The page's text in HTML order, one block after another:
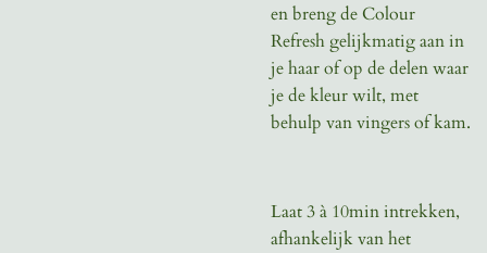
en breng de Colour
Refresh gelijkmatig aan in
je haar of op de delen waar
je de kleur wilt, met
behulp van vingers of kam.
Laat 3 à 10min intrekken,
afhankelijk van het